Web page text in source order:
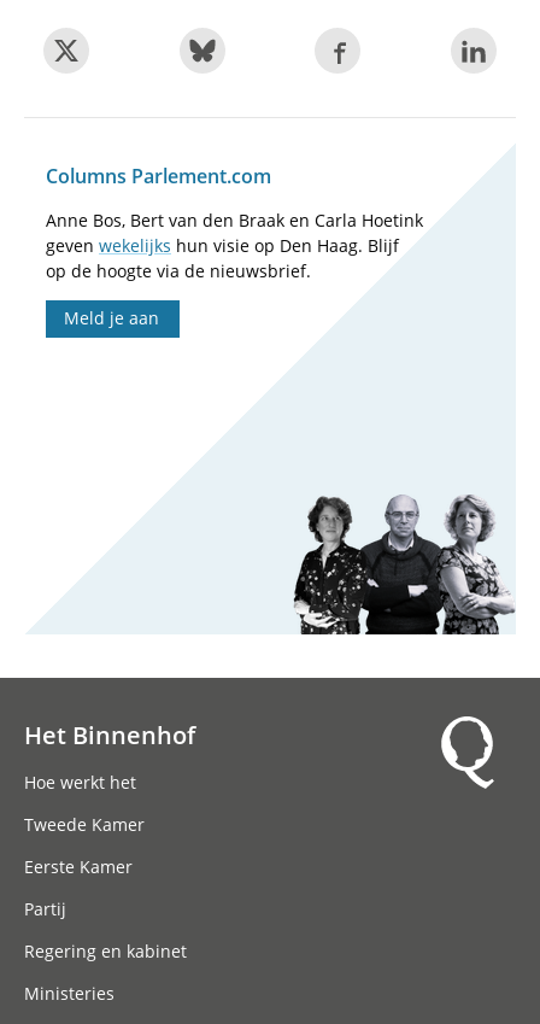
Columns Parlement.com
Anne Bos, Bert van den Braak en Carla Hoetink
geven wekelijks hun visie op Den Haag. Blijf
op de hoogte via de nieuwsbrief.
Meld je aan
Het Binnenhof
Hoe werkt het
Tweede Kamer
Eerste Kamer
Partij
Regering en kabinet
Ministeries